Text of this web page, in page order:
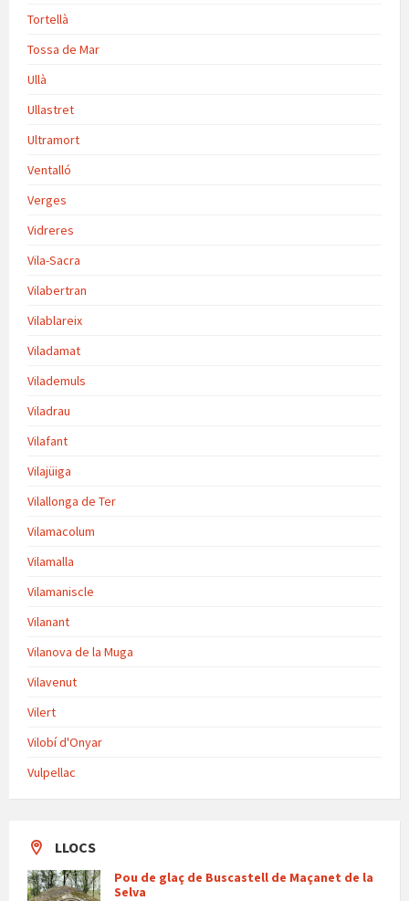
Tortellà
Tossa de Mar
Ullà
Ullastret
Ultramort
Ventalló
Verges
Vidreres
Vila-Sacra
Vilabertran
Vilablareix
Viladamat
Vilademuls
Viladrau
Vilafant
Vilajüiga
Vilallonga de Ter
Vilamacolum
Vilamalla
Vilamaniscle
Vilanant
Vilanova de la Muga
Vilavenut
Vilert
Vilobí d'Onyar
Vulpellac
LLOCS
Pou de glaç de Buscastell de Maçanet de la
Selva